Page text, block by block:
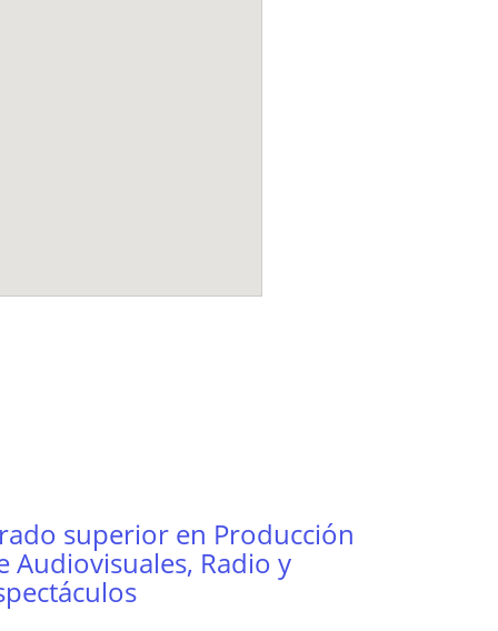
superior en Producción
Audiovisuales, Radio y